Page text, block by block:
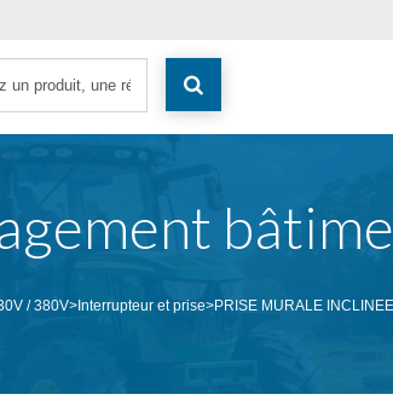
/ 380V>Interrupteur et prise>PRISE MURALE